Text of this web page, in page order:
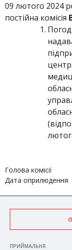
09 лютого 2024
постійна комісія
Голова комісії
Дата оприлюдення
ПРИЙМАЛЬНЯ